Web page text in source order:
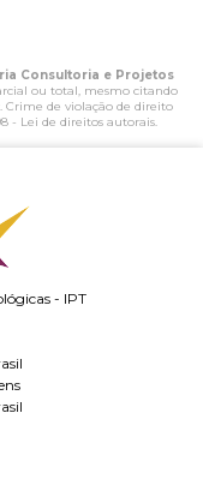
Consultoria e Projetos
ou total, mesmo citando
Crime de violação de direito
- Lei de direitos autorais.
- IPT